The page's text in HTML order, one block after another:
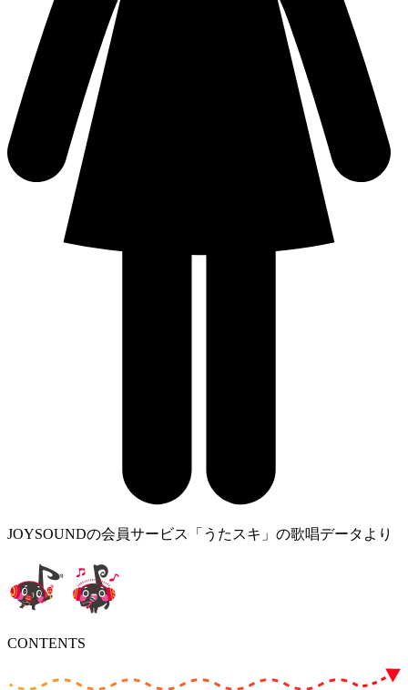
JOYSOUNDの会員サービス「うたスキ」の歌唱データより
CONTENTS